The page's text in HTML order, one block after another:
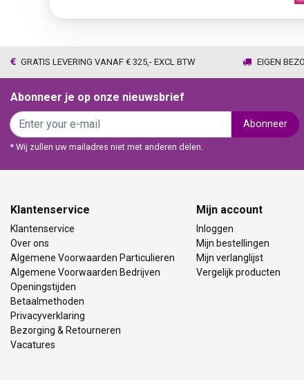
GRATIS LEVERING VANAF € 325,- EXCL BTW EIGEN
Abonneer je op onze nieuwsbrief
Abonneer
* Wij zullen uw mailadres niet met anderen delen.
Klantenservice
Klantenservice
Over ons
Algemene Voorwaarden Particulieren
Algemene Voorwaarden Bedrijven
Openingstijden
Betaalmethoden
Privacyverklaring
Bezorging & Retourneren
Vacatures
Mijn account
Inloggen
Mijn bestellingen
Mijn verlanglijst
Vergelijk producten